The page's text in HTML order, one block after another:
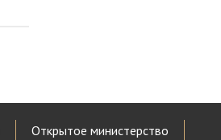
Открытое министерство